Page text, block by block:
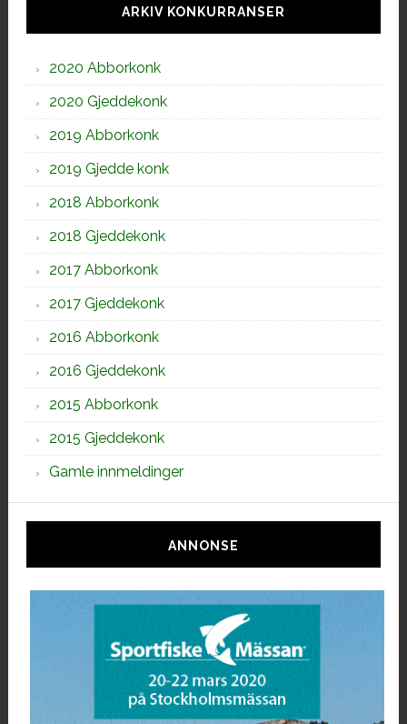
ARKIV KONKURRANSER
2020 Abborkonk
2020 Gjeddekonk
2019 Abborkonk
2019 Gjedde konk
2018 Abborkonk
2018 Gjeddekonk
2017 Abborkonk
2017 Gjeddekonk
2016 Abborkonk
2016 Gjeddekonk
2015 Abborkonk
2015 Gjeddekonk
Gamle innmeldinger
ANNONSE